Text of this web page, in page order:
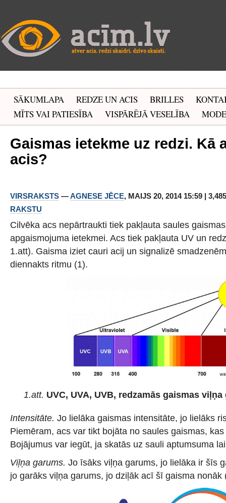
SĀKUMLAPA REDZE UN ACIS BRILLES
MĪTS VAI PATIESĪBA
VISPĀRĒJĀ VESELĪBA MODE
Gaismas ietekme uz redzi. Kā
acis?
VIRSRAKSTS —AGNESE JĒCE, MAIJS 20, 2014 15:59 |
RAKSTU
Cilvēka acs nepārtraukti tiek pakļauta saules
apgaismojuma ietekmei. Acs tiek pakļauta UV un
1.att). Gaisma iziet cauri acij un signalizē
diennakts ritmu (1).
1.att. UVC, UVA, UVB, redzamās gaismas
Intensitāte. Jo lielāka gaismas intensitāte, jo lielāks
Piemēram, acs var tikt bojāta no saules gaismas,
Bojājumus var iegūt, ja skatās uz sauli aptumsuma
Viļņa garums. Jo īsāks viļņa garums, jo lielāka ir šīs
jo garāks viļņa garums, jo dziļāk acī šī gaisma nonāk